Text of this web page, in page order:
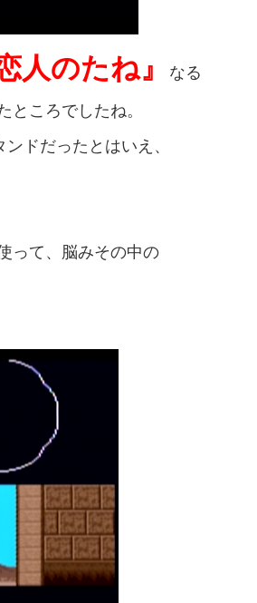
人のたね』 なる
ころでしたね。
ンドだったとはいえ、
って、脳みその中の